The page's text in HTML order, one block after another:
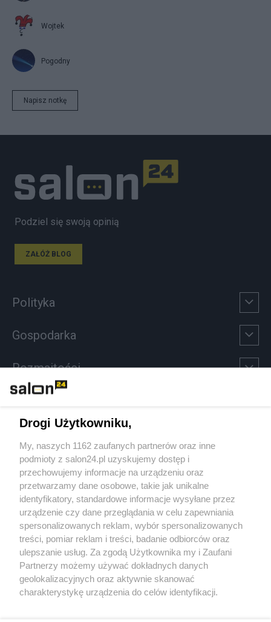
Wojtek
Pogodny
Napisz notkę
Podziel się swoją opinią
ZAŁÓŻ BLOG
Polityka
Gospodarka
Rozmaitości
Sport
Społeczeństwo
Kultura
X Facebook Instagram Youtube
Drogi Użytkowniku,
My, naszych 1162 zaufanych partnerów oraz inne
podmioty z salon24.pl uzyskujemy dostęp i
przechowujemy informacje na urządzeniu oraz
przetwarzamy dane osobowe, takie jak unikalne
identyfikatory, standardowe informacje wysyłane przez
urządzenie czy dane przeglądania w celu zapewniania
spersonalizowanych reklam, wybór spersonalizowanych
treści, pomiar reklam i treści, badanie odbiorców oraz
ulepszanie usług. Za zgodą Użytkownika my i Zaufani
Partnerzy możemy używać dokładnych danych
geolokalizacyjnych oraz aktywnie skanować
charakterystykę urządzenia do celów identyfikacji.